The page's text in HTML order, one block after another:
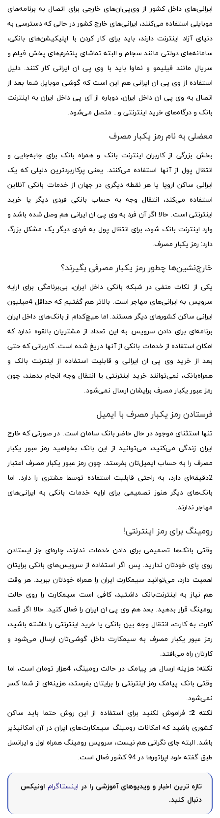
ایرانی‌های داخل کشور از وی‌پی‌ان‌های خارجی برای اتصال به برنامه‌های
موبایلی استفاده می‌کنند، ایرانی‌های خارج کشور در حالی که دسترسی به
دنیای آزاد اینترنت دارند، باید برای کار کردن با اپلیکیشن‌های بانکی،
سامانه‌های دولتی مانند سجام و البته تماشای پلتفرم‌های پخش فیلم و
سریال مانند فیلیمو و نماوا باید با وی پی ان‌ ایرانی کار کنند. دلیل
استفاده از وی پی ان ایرانی هم این است که گوشی موبایل شما بعد از
اتصال به وی پی ان داخل ایران، دوباره از آی پی داخل ایران به اینترنت
بانک و درگاه‌های خرید اینترنتی و… متصل می‌شود.
معضلی به نام رمز یکبار مصرف
بخش بزرگی از کاربران اینترنت بانک و همراه بانک برای جابه‌جایی و
انتقال پول از آنها استفاده می‌کنند. یعنی پرکاربردترین دلیلی که یک
ایرانی ساکن اروپا یا هر نقطه دیگری در جهان از خدمات بانکی آنلاین
استفاده می‌کند، انتقال وجه به حساب بانکی فردی دیگر یا خرید
اینترنتی است. حالا اگر آن فرد به وی پی ان ایرانی هم وصل شده باشد و
وارد اینترنت بانک شود، برای انتقال پول به فردی دیگر یک مشکل بزرگ
دارد: رمز یکبار مصرف.
خارج‌نشین‌ها چطور رمز یکبار مصرفی بگیرند؟
یکی از نکات منفی در شبکه بانکی داخل ایران، بی‌برنامگی برای ارایه
سرویس به ایرانی‌های مهاجر است. بالاتر هم گفتیم که حداقل 4میلیون
ایرانی ساکن کشورهای دیگر هستند. اما هیچ‌کدام از بانک‌های داخل ایران
برنامه‌ای برای دادن سرویس به این تعداد از مشتریان بالقوه‌ ندارد که
امکان استفاده از خدمات بانکی از آنها دریغ شده است. کاربرانی که حتی
بعد از خرید وی پی ان ایرانی و قابلیت استفاده از اینترنت بانک و
همراه‌بانک، نمی‌توانند خرید اینترنتی یا انتقال وجه انجام بدهند، چون
رمز عبور یکبار مصرف برایشان ارسال نمی‌شود.
فرستادن رمز یکبار مصرف با ایمیل
تنها استثنای موجود در حال حاضر بانک سامان است. در صورتی که خارج
ایران زندگی می‌کنید، می‌توانید از این بانک بخواهید رمز عبور یکبار
مصرف را به حساب ایمیل‌تان بفرستد. چون رمز عبور یکبار مصرف اعتبار
2دقیقه‌ای دارد، به راحتی قابلیت استفاده توسط مشتری را دارد. اما
بانک‌های دیگر هنوز تصمیمی برای ارایه خدمات بانکی به ایرانی‌های
مهاجر ندارند.
رومینگ برای رمز اینترنتی!
وقتی‌ بانک‌ها تصمیمی برای دادن خدمات ندارند، چاره‌ای جز ایستادن
روی پای خودتان ندارید. پس اگر استفاده از سرویس‌های بانکی برایتان
اهمیت دارد، می‌توانید سیمکارت ایران را همراه خودتان ببرید. هر وقت
هم نیاز به اینترنت‌بانک داشتید، کافی است سیمکارت را روی حالت
رومینگ قرار بدهید. بعد هم وی پی ان ایران را فعال کنید. حالا اگر قصد
کارت به کارت، انتقال وجه بین بانکی یا خرید اینترنتی را داشته باشید،
رمز عبور یکبار مصرف به سیمکارت داخل گوشی‌تان ارسال می‌شود و
کارتان راه می‌افتد.
نکته:
هزینه ارسال هر پیامک در حالت رومینگ، 4هزار تومان است، اما
وقتی بانک پیامک رمز اینترنتی را برایتان بفرستد، هزینه‌ای از شما کسر
نمی‌شود.
نکته 2:
فراموش نکنید برای استفاده از این روش حتما باید ساکن
کشوری باشید که امکانات رومینگ سیمکارت‌های ایران در آن امکانپذیر
باشد. البته جای نگرانی هم نیست، سرویس رومینگ همراه اول و ایرانسل
طبق گفته خود اپراتورها در 94 کشور فعال است.
تازه ترین اخبار و ویدیوهای آموزشی را در اینستاگرام اونیکس
دنبال کنید.